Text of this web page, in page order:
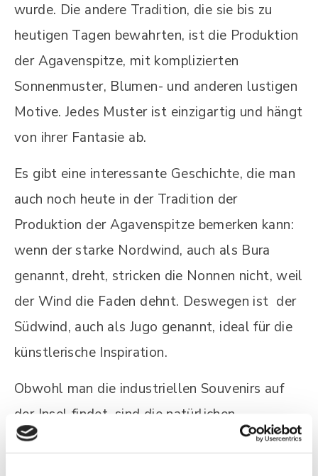
wurde. Die andere Tradition, die sie bis zu
heutigen Tagen bewahrten, ist die Produktion
der Agavenspitze, mit komplizierten
Sonnenmuster, Blumen- und anderen lustigen
Motive. Jedes Muster ist einzigartig und hängt
von ihrer Fantasie ab.
Es gibt eine interessante Geschichte, die man
auch noch heute in der Tradition der
Produktion der Agavenspitze bemerken kann:
wenn der starke Nordwind, auch als Bura
genannt, dreht, stricken die Nonnen nicht, weil
der Wind die Faden dehnt. Deswegen ist der
Südwind, auch als Jugo genannt, ideal für die
künstlerische Inspiration.
Obwohl man die industriellen Souvenirs auf
der Insel findet, sind die natürlichen
Ressourcen dieser wünderschönen Insel mehr